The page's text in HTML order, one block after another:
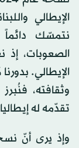
الإيطالي
نتمسّك
الصعوبات، إذ
الإيطالي.
وثقافته،
تقدّمه له
وإذ يرى أنّ